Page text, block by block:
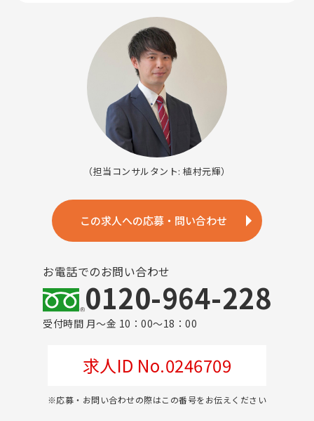
（担当コンサルタント: 植村元輝）
この求人への応募・問い合わせ
お電話でのお問い合わせ
0120-964-228
受付時間 月～金 10：00～18：00
求人ID No.0246709
※応募・お問い合わせの際はこの番号をお伝えください